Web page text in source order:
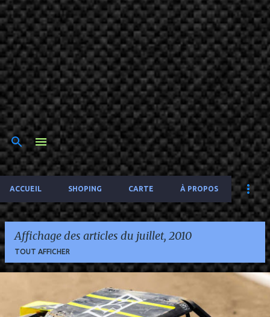
ACCUEIL SHOPING CARTE À PROPOS
Affichage des articles du juillet, 2010
TOUT AFFICHER